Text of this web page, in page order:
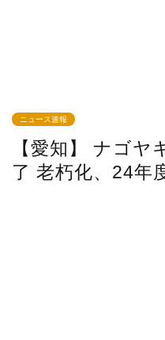
ニュース速報
【愛知】 ナゴヤ
了 老朽化、24年